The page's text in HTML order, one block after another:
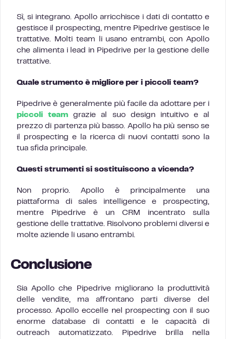
Sì, si integrano. Apollo arricchisce i dati di contatto e
gestisce il prospecting, mentre Pipedrive gestisce le
trattative. Molti team li usano entrambi, con Apollo
che alimenta i lead in Pipedrive per la gestione delle
trattative.
Quale strumento è migliore per i piccoli team?
Pipedrive è generalmente più facile da adottare per i
piccoli team grazie al suo design intuitivo e al
prezzo di partenza più basso. Apollo ha più senso se
il prospecting e la ricerca di nuovi contatti sono la
tua sfida principale.
Questi strumenti si sostituiscono a vicenda?
Non proprio. Apollo è principalmente una
piattaforma di sales intelligence e prospecting,
mentre Pipedrive è un CRM incentrato sulla
gestione delle trattative. Risolvono problemi diversi e
molte aziende li usano entrambi.
Conclusione
Sia Apollo che Pipedrive migliorano la produttività
delle vendite, ma affrontano parti diverse del
processo. Apollo eccelle nel prospecting con il suo
enorme database di contatti e le capacità di
outreach automatizzato. Pipedrive brilla nella